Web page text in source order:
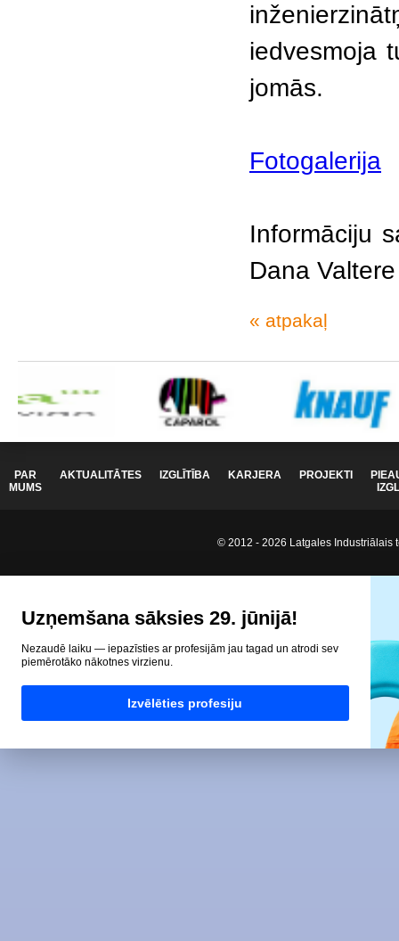
iedvesmoja
jomās.
Fotogalerija
Informāciju
Dana Valtere
« atpakaļ
PAR
MUMS
AKTUALITĀTES IZGLĪTĪBA KARJERA PROJEKTI
© 2012 - 2026 Latgales Industriālais
Uzņemšana sāksies 29. jūnijā!
Nezaudē laiku — iepazīsties ar profesijām jau tagad un atrodi sev
piemērotāko nākotnes virzienu.
Izvēlēties profesiju